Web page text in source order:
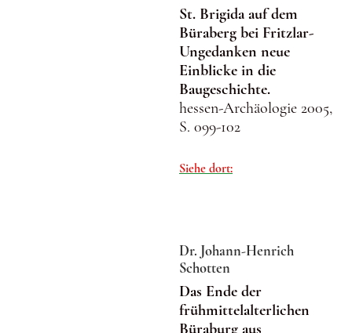
St. Brigida auf dem
Büraberg bei Fritzlar-
Ungedanken neue
Einblicke in die
Baugeschichte.
hessen-Archäologie 2005,
S. 099-102
Siehe dort:
Dr. Johann-Henrich
Schotten
Das Ende der
frühmittelalterlichen